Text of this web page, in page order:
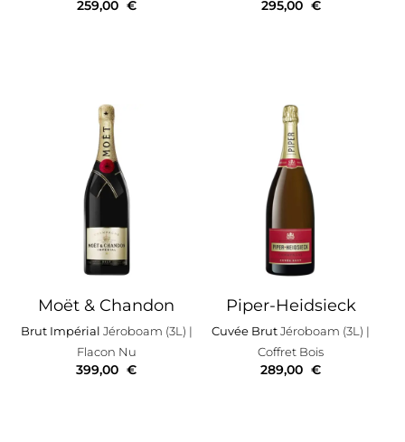
259,00 € 295,00 €
Moët & Chandon
Brut Impérial Jéroboam (3L) |
Flacon Nu
399,00 €
Piper-Heidsieck
Cuvée BrutJéroboam (3L) |
Coffret Bois
289,00 €